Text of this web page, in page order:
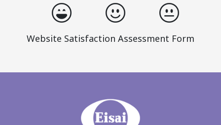
Website Satisfaction Assessment Form